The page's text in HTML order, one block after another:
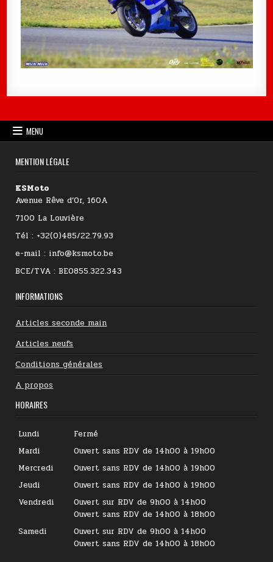
MENU
MENTION LÉGALE
KSMoto
Avenue Rêve d’Or, 160A
7100 La Louvière
Tél : +32(0)485/22.79.93
e-mail : info@ksmoto.be
BCE/TVA : BE0855.322.343
INFORMATIONS
Articles seconde main
Articles neufs
Conditions générales
A propos
HORAIRES
Lundi
Fermé
Mardi
Ouvert sans RDV de 14h00 à 19h00
Mercredi
Ouvert sans RDV de 14h00 à 19h00
Jeudi
Ouvert sans RDV de 14h00 à 19h00
Vendredi
Ouvert sur RDV de 9h00 à 14h00
Ouvert sans RDV de 14h00 à 18h00
Samedi
Ouvert sur RDV de 9h00 à 14h00
Ouvert sans RDV de 14h00 à 18h00